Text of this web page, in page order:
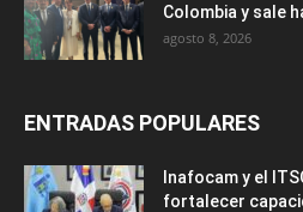
Colombia y sale
agosto 8, 2026
ENTRADAS POPULARES
Inafocam y el
fortalecer